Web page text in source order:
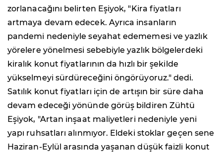
zorlanacağını belirten Eşiyok, "Kira fiyatları
artmaya devam edecek. Ayrıca insanların
pandemi nedeniyle seyahat edememesi ve yazlık
yörelere yönelmesi sebebiyle yazlık bölgelerdeki
kiralık konut fiyatlarının da hızlı bir şekilde
yükselmeyi sürdüreceğini öngörüyoruz." dedi.
Satılık konut fiyatları için de artışın bir süre daha
devam edeceği yönünde görüş bildiren Zühtü
Eşiyok, "Artan inşaat maliyetleri nedeniyle yeni
yapı ruhsatları alınmıyor. Eldeki stoklar geçen sene
Haziran-Eylül arasında yaşanan düşük faizli konut